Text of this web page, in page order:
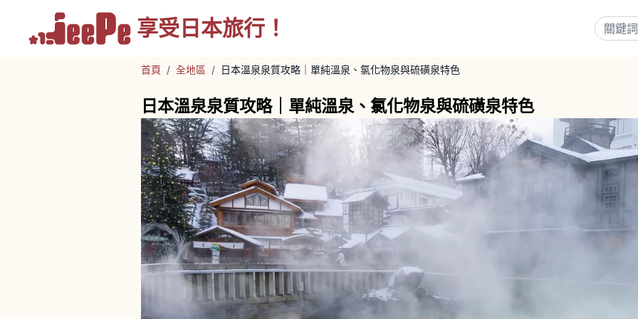
享受 日本旅行！
首頁 / 全地區 / 日本溫泉泉質攻略｜單純溫泉、氯化物泉與硫磺泉特色
日本溫泉泉質攻略｜單純溫泉、氯化物泉與硫磺泉特色